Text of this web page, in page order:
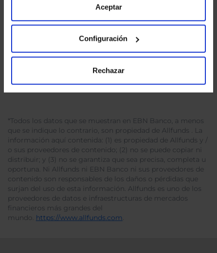
para más información.
Aceptar
Configuración
Rechazar
*Todos los datos que se muestran en EBN Banco, a menos
que se indique lo contrario, son propiedad de Allfunds . La
información aquí contenida: (1) es propiedad de Allfunds y /
o sus proveedores de contenido; (2) no se puede copiar ni
distribuir; y (3) no se garantiza que sea precisa, completa u
oportuna. Ni Allfunds ni EBN Banco ni sus proveedores de
contenido son responsables de los daños o pérdidas que
surjan del uso de esta información. Allfunds es uno de los
proveedores de datos e infraestructuras de mercados
financieros más grandes del
mundo. https://www.allfunds.com.